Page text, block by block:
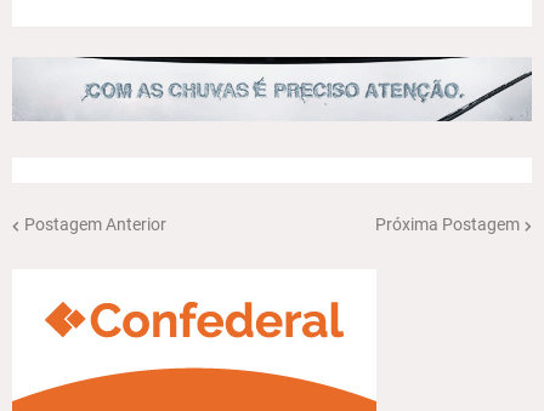
Postagem Anterior Próxima Postagem